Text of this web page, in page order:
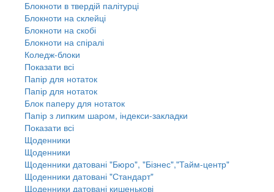
Блокноти в твердій палітурці
Блокноти на склейці
Блокноти на скобі
Блокноти на спіралі
Коледж-блоки
Показати всі
Папір для нотаток
Папір для нотаток
Блок паперу для нотаток
Папір з липким шаром, індекси-закладки
Показати всі
Щоденники
Щоденники
Щоденники датовані "Бюро", "Бізнес","Тайм-центр"
Щоденники датовані "Стандарт"
Щоденники датовані кишенькові